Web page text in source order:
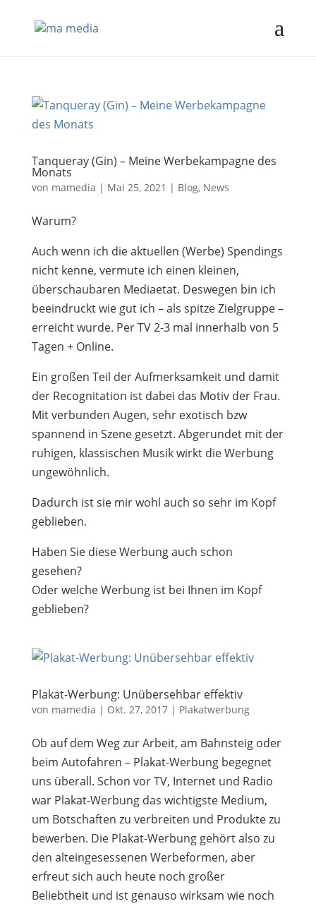
Tanqueray (Gin) – Meine Werbekampagne des
Monats
von mamedia | Mai 25, 2021 | Blog, News
Warum?
Auch wenn ich die aktuellen (Werbe) Spendings
nicht kenne, vermute ich einen kleinen,
überschaubaren Mediaetat. Deswegen bin ich
beeindruckt wie gut ich – als spitze Zielgruppe –
erreicht wurde. Per TV 2-3 mal innerhalb von 5
Tagen + Online.
Ein großen Teil der Aufmerksamkeit und damit
der Recognitation ist dabei das Motiv der Frau.
Mit verbunden Augen, sehr exotisch bzw
spannend in Szene gesetzt. Abgerundet mit der
ruhigen, klassischen Musik wirkt die Werbung
ungewöhnlich.
Dadurch ist sie mir wohl auch so sehr im Kopf
geblieben.
Haben Sie diese Werbung auch schon
gesehen?
Oder welche Werbung ist bei Ihnen im Kopf
geblieben?
Plakat-Werbung: Unübersehbar effektiv
von mamedia | Okt. 27, 2017| Plakatwerbung
Ob auf dem Weg zur Arbeit, am Bahnsteig oder
beim Autofahren – Plakat-Werbung begegnet
uns überall. Schon vor TV, Internet und Radio
war Plakat-Werbung das wichtigste Medium,
um Botschaften zu verbreiten und Produkte zu
bewerben. Die Plakat-Werbung gehört also zu
den alteingesessenen Werbeformen, aber
erfreut sich auch heute noch großer
Beliebtheit und ist genauso wirksam wie noch